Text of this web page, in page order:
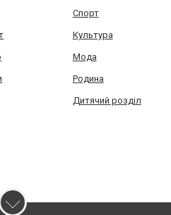
Спорт
Культура
Мода
Родина
Дитячий розділ